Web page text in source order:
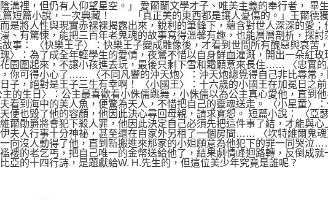
陰溝裡，但仍有人仰望星空。」 愛爾蘭文學才子、唯美主義的奉行者， 畢
篇短篇小說，一次典藏！ 「真正美的東西都是讓人憂傷的。」王爾德
是將人性與現實赤裸裸揭露出來，銳利的筆鋒下，蘊含對世人深深的愛
、有驚悚，能把三百年老鬼魂的故事寫得溫馨有趣，也能層層剖析，探
事： 〈快樂王子〉：快樂王子變成雕像後，才看到世間所有醜惡與哀苦
瑰〉：為了成全年輕學生的愛情，夜鶯不惜以自身鮮血灌溉，開出一朵紅
園圍起來，不讓小孩進去玩，最後只剩下雪和霜願意來長住…… 〈忠實
你可得小心了…… 〈不同凡響的沖天炮〉：沖天炮總覺得自己非比尋常
子，絕對是王子三生有幸啊！ 〈小國王〉：十六歲的小國王在加冕日之
主的生日〉：公主最喜歡看小侏儒跳舞，小侏儒以為公主真心愛他，直到
看到海中的美人魚，便驚為天人，不惜把自己的靈魂送走。 〈小星童〉
便也毀了他的容顏，他因此決心尋回母親，請求寬恕。 短篇小說： 〈亞
爾勛爵將會犯下殺人罪，他因此決定自己必須先把這件事了結，才能與
夫人行事十分神祕，甚至還在自家外另租了一個房間…… 〈坎特維爾鬼
向沒人動得了他，直到新搬進來那家的小姐願意為他犯下的罪一同哭泣
褸的老乞丐，把自己唯一的金幣送給他了，結果劇情峰迴路轉，反倒成就
亞的十四行詩，是題獻給W. H.先生的，但這位美少年究竟是誰呢？